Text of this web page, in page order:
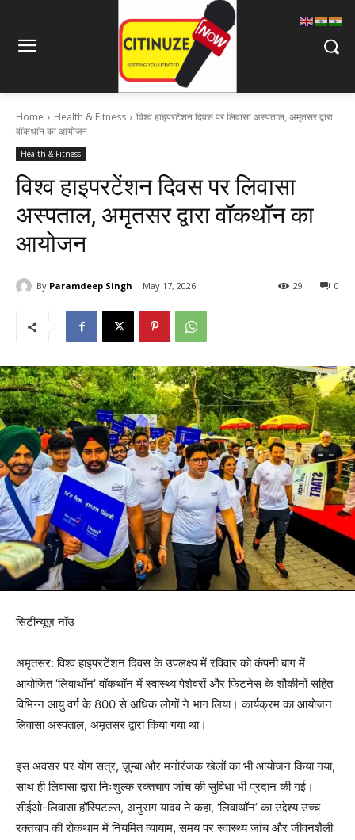
Home Health & Fitness
विश्व हाइपरटेंशन दिवस पर लिवासा अस्पताल, अमृतसर द्वारा
वॉकथॉन का आयोजन
Health & Fitness
विश्व हाइपरटेंशन दिवस पर लिवासा
अस्पताल, अमृतसर द्वारा वॉकथॉन का
आयोजन
By Paramdeep Singh May 17, 2026 0
29
सिटीन्यूज़ नॉउ
अमृतसर: विश्व हाइपरटेंशन दिवस के उपलक्ष्य में रविवार को कंपनी बाग में
आयोजित ‘लिवाथॉन’ वॉकथॉन में स्वास्थ्य पेशेवरों और फिटनेस के शौकीनों सहित
विभिन्न आयु वर्ग के 800 से अधिक लोगों ने भाग लिया। कार्यक्रम का आयोजन
लिवासा अस्पताल, अमृतसर द्वारा किया गया था।
इस अवसर पर योग सत्र, ज़ुम्बा और मनोरंजक खेलों का भी आयोजन किया गया,
साथ ही लिवासा द्वारा निःशुल्क रक्तचाप जांच की सुविधा भी प्रदान की गई।
सीईओ-लिवासा हॉस्पिटल्स, अनुराग यादव ने कहा, ‘लिवाथॉन’ का उद्देश्य उच्च
रक्तचाप की रोकथाम में नियमित व्यायाम, समय पर स्वास्थ्य जांच और जीवनशैली